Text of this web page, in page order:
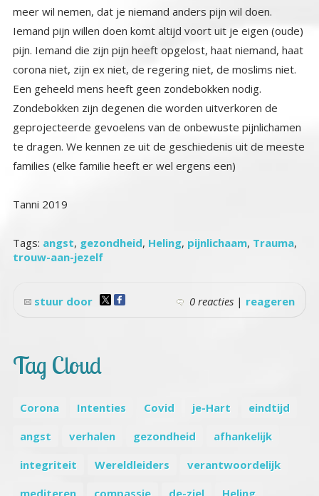
families (elke familie heeft er wel ergens een)
Tanni 2019
Tags: angst, gezondheid, Heling, pijnlichaam, Trauma,
trouw-aan-jezelf
0 reacties | reageren
stuur door
Tag Cloud
Corona Intenties Covid je-Hart
eindtijd
angst
verhalen gezondheid
afhankelijk
integriteit
Wereldleiders
verantwoordelijk
mediteren
compassie de-ziel
Heling